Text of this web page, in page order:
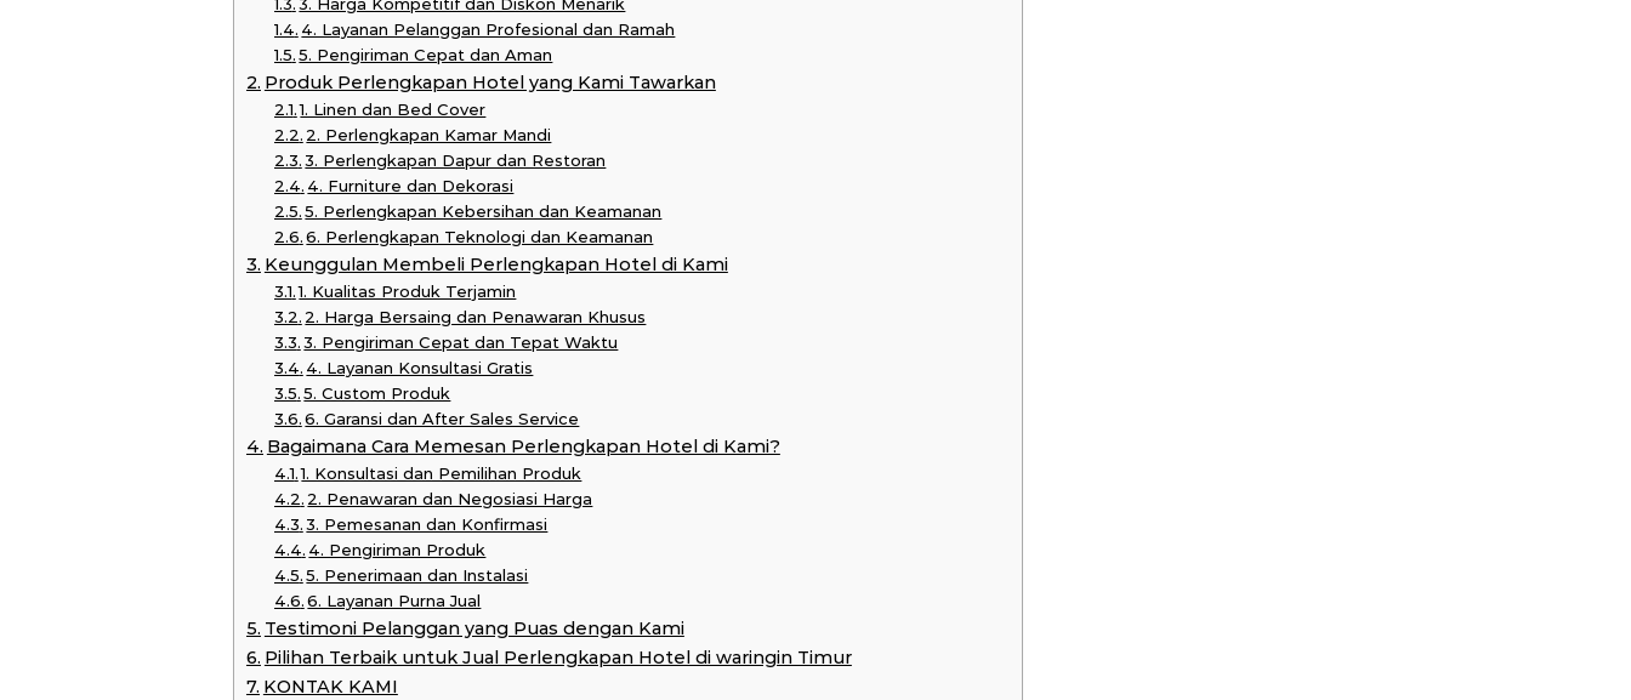
4. Layanan Pelanggan Profesional dan Ramah
5. Pengiriman Cepat dan Aman
Produk Perlengkapan Hotel yang Kami Tawarkan
1. Linen dan Bed Cover
2. Perlengkapan Kamar Mandi
3. Perlengkapan Dapur dan Restoran
4. Furniture dan Dekorasi
5. Perlengkapan Kebersihan dan Keamanan
6. Perlengkapan Teknologi dan Keamanan
Keunggulan Membeli Perlengkapan Hotel di Kami
1. Kualitas Produk Terjamin
2. Harga Bersaing dan Penawaran Khusus
3. Pengiriman Cepat dan Tepat Waktu
4. Layanan Konsultasi Gratis
5. Custom Produk
6. Garansi dan After Sales Service
Bagaimana Cara Memesan Perlengkapan Hotel di Kami?
1. Konsultasi dan Pemilihan Produk
2. Penawaran dan Negosiasi Harga
3. Pemesanan dan Konfirmasi
4. Pengiriman Produk
5. Penerimaan dan Instalasi
6. Layanan Purna Jual
Testimoni Pelanggan yang Puas dengan Kami
Pilihan Terbaik untuk Jual Perlengkapan Hotel di waringin Timur
KONTAK KAMI